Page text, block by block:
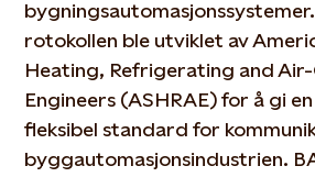
rotokollen ble utviklet av
Heating, Refrigerating and
Engineers (ASHRAE) for å gi
fleksibel standard for
byggautomasjonsindustrien.